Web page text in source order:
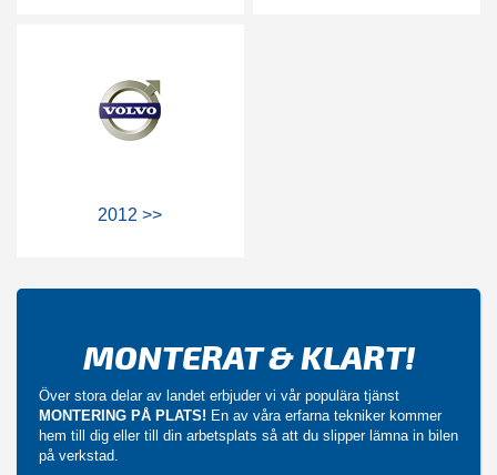
2012 >>
MONTERAT & KLART!
Över stora delar av landet erbjuder vi vår populära tjänst
MONTERING PÅ PLATS! En av våra erfarna tekniker kommer
hem till dig eller till din arbetsplats så att du slipper lämna in bilen
på verkstad.